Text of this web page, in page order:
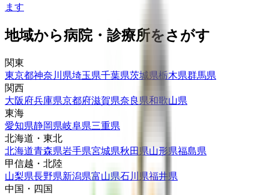
ます
地域から病院・診療所をさがす
関東
東京都神奈川県埼玉県千葉県茨城県栃木県群馬県
関西
大阪府兵庫県京都府滋賀県奈良県和歌山県
東海
愛知県静岡県岐阜県三重県
北海道・東北
北海道青森県岩手県宮城県秋田県山形県福島県
甲信越・北陸
山梨県長野県新潟県富山県石川県福井県
中国・四国